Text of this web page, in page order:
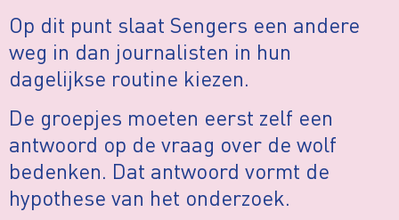
Op dit punt slaat Sengers een andere
weg in dan journalisten in hun
dagelijkse routine kiezen.
De groepjes moeten eerst zelf een
antwoord op de vraag over de wolf
bedenken. Dat antwoord vormt de
hypothese van het onderzoek.